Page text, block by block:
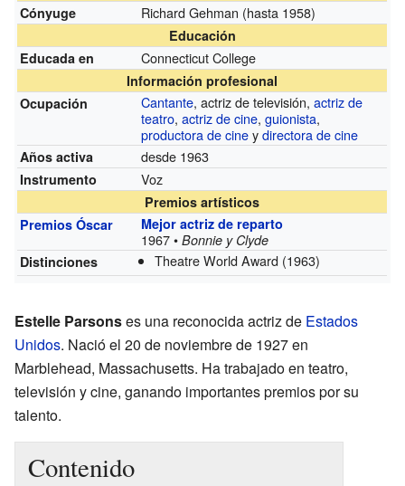
Cónyuge
Richard Gehman (hasta 1958)
Educación
Educada en
Connecticut College
Información profesional
Ocupación
Cantante, actriz de televisión,actriz de
teatro,actriz de cine,guionista,
productora de cineydirectora de cine
Años activa desde 1963
Instrumento Voz
Premios artísticos
Premios Óscar
Mejor actriz de reparto
1967 •Bonnie y Clyde
Distinciones
Theatre World Award (1963)
Estelle Parsonses una reconocida actriz de Estados
Unidos. Nació el 20 de noviembre de 1927 en
Marblehead, Massachusetts. Ha trabajado en teatro,
televisión y cine, ganando importantes premios por su
talento.
Contenido